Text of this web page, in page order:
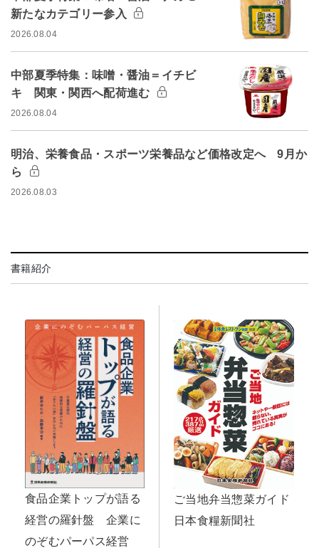
新たなカテゴリー参入
2026.08.04
中部夏季特集：味噌・醤油＝イチビ
キ 関東・関西へ配荷進む
2026.08.04
明治、栄養食品・スポーツ栄養品など価格改定へ 9月か
ら
2026.08.03
書籍紹介
食品企業トップが語る
経営の羅針盤 企業に
のぞむパーパス経営
ご当地弁当惣菜ガイド
日本食糧新聞社